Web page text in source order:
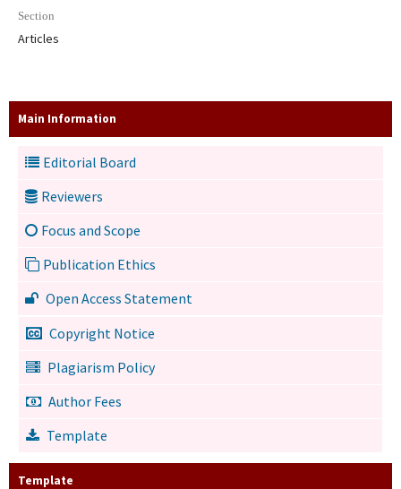
Section
Articles
Main Information
Editorial Board
Reviewers
Focus and Scope
Publication Ethics
Open Access Statement
Copyright Notice
Plagiarism Policy
Author Fees
Template
Template